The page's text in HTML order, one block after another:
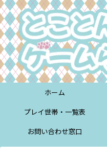
ホーム
プレイ世帯・一覧表
お問い合わせ窓口